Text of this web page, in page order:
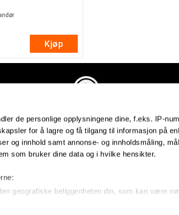
de personlige opplysningene dine, f.eks. IP-
for å lagre og få tilgang til informasjon på
og innhold samt annonse- og innholdsmåling,
som bruker dine data og i hvilke hensikter.
geografiske beliggenheten din, som kan være
Kjøp
Industriveien 4
4879 Grimstad
Organisasjonsnummer: 991434461